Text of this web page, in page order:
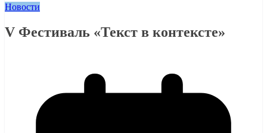
Новости
V Фестиваль «Текст в контексте»